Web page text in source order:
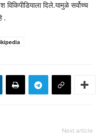
दिले.यामुळे सर्वोच्च
.
Next article